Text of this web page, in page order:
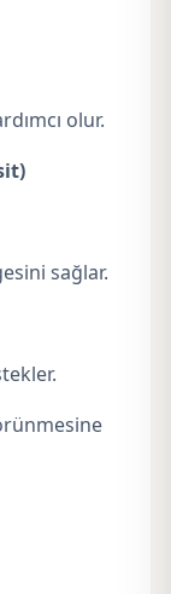
olur.
sağlar.